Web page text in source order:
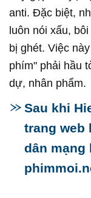
anti. Đặc biệt,
luôn nói xấu,
bị ghét. Việc
phím" phải hầu
dự, nhân phẩm.
Sau khi
trang web
dân